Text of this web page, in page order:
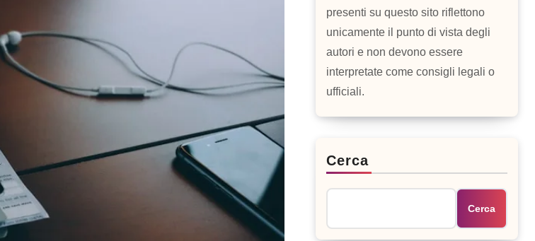
presenti su questo sito riflettono
unicamente il punto di vista degli
autori e non devono essere
interpretate come consigli legali o
ufficiali.
Cerca
Cerca